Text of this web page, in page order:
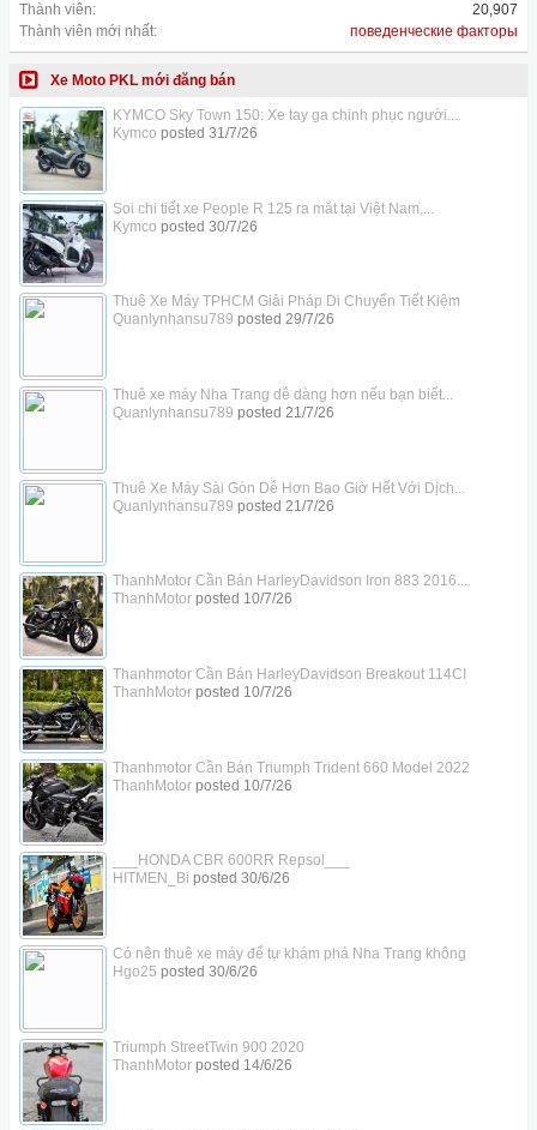
Thành viên:
20,907
Thành viên mới nhất:
поведенческие факторы
Xe Moto PKL mới đăng bán
KYMCO Sky Town 150: Xe tay ga chinh phục người...
Kymco posted 31/7/26
Soi chi tiết xe People R 125 ra mắt tại Việt Nam,...
Kymco posted 30/7/26
Thuê Xe Máy TPHCM Giải Pháp Di Chuyển Tiết Kiệm
Quanlynhansu789 posted 29/7/26
Thuê xe máy Nha Trang dễ dàng hơn nếu bạn biết...
Quanlynhansu789 posted 21/7/26
Thuê Xe Máy Sài Gòn Dễ Hơn Bao Giờ Hết Với Dịch...
Quanlynhansu789 posted 21/7/26
ThanhMotor Cần Bán HarleyDavidson Iron 883 2016...
ThanhMotorposted 10/7/26
Thanhmotor Cần Bán HarleyDavidson Breakout 114CI
ThanhMotorposted 10/7/26
Thanhmotor Cần Bán Triumph Trident 660 Model 2022
ThanhMotorposted 10/7/26
___HONDA CBR 600RR Repsol___
HITMEN_Bi posted 30/6/26
Có nên thuê xe máy để tự khám phá Nha Trang không
Hgo25 posted 30/6/26
Triumph StreetTwin 900 2020
ThanhMotorposted 14/6/26